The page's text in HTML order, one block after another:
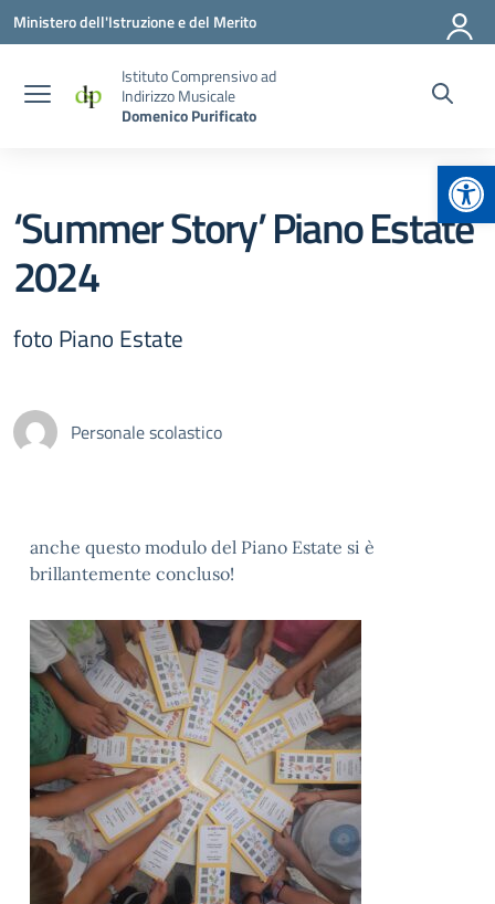
Vai ai contenuti
Vai al menu di navigazione
Vai al footer
Ministero dell'Istruzione e del Merito
Istituto Comprensivo ad
Indirizzo Musicale
Domenico Purificato
‘Summer Story’ Piano Estate
2024
foto Piano Estate
Personale scolastico
anche questo modulo del Piano Estate si è
brillantemente concluso!